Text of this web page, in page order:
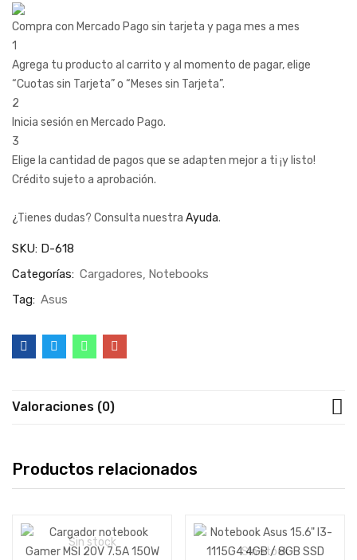
Compra con Mercado Pago sin tarjeta y paga mes a mes
1
Agrega tu producto al carrito y al momento de pagar, elige
“Cuotas sin Tarjeta” o “Meses sin Tarjeta”.
2
Inicia sesión en Mercado Pago.
3
Elige la cantidad de pagos que se adapten mejor a ti ¡y listo!
Crédito sujeto a aprobación.
¿Tienes dudas? Consulta nuestra Ayuda.
SKU: D-618
Categorías: Cargadores
Notebooks
Tag: Asus
Valoraciones (0)
Productos relacionados
Sin stock
Sin stock